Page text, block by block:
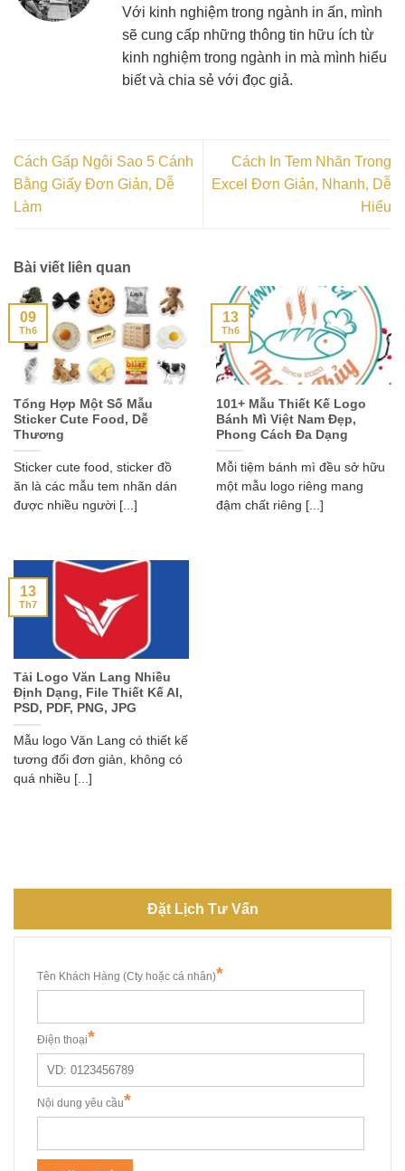
Với kinh nghiệm trong ngành in ấn, mình
sẽ cung cấp những thông tin hữu ích từ
kinh nghiệm trong ngành in mà mình hiểu
biết và chia sẻ với đọc giả.
Cách Gấp Ngôi Sao 5 Cánh
Bằng Giấy Đơn Giản, Dễ
Làm
Cách In Tem Nhãn Trong
Excel Đơn Giản, Nhanh, Dễ
Hiểu
Bài viết liên quan
Tổng Hợp Một Số Mẫu
Sticker Cute Food, Dễ
Thương
Sticker cute food, sticker đồ
ăn là các mẫu tem nhãn dán
được nhiều người [...]
09
Th6
101+ Mẫu Thiết Kế Logo
Bánh Mì Việt Nam Đẹp,
Phong Cách Đa Dạng
Mỗi tiệm bánh mì đều sở hữu
một mẫu logo riêng mang
đậm chất riêng [...]
13
Th6
Tải Logo Văn Lang Nhiều
Định Dạng, File Thiết Kế AI,
PSD, PDF, PNG, JPG
Mẫu logo Văn Lang có thiết kế
tương đối đơn giản, không có
quá nhiều [...]
13
Th7
Đặt Lịch Tư Vấn